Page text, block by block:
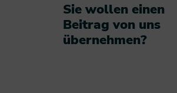
Sie wollen einen
Beitrag von uns
übernehmen?​